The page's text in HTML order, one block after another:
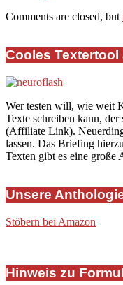
Comments are closed, but
Cooles Textertool
Wer testen will, wie weit
Texte schreiben kann,
(Affiliate Link).
lassen. Das Briefing
Texten gibt es eine große
Unsere
Stöbern bei Amazon
Hinweis zu